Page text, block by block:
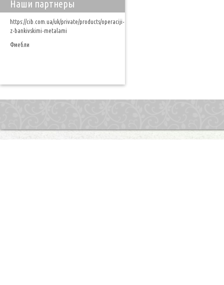
Наши партнеры
https://cib.com.ua/uk/private/products/operaciji-
z-bankivskimi-metalami
Фмебли